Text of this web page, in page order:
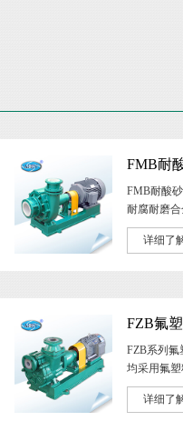
FMB耐
FMB耐酸
耐腐耐磨合
详细了
FZB氟
FZB系列氟
均采用氟塑
详细了